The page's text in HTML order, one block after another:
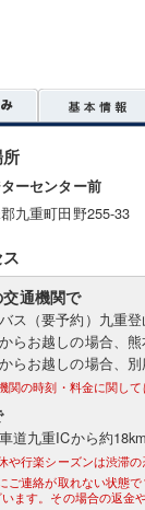
ーセンター前
九重町田野255-33
通機関で
ス（要予約）九重登
らお越しの場合、
らお越しの場合、
関の時刻・料金に関し
道九重ICから約
や行楽シーズンは渋滞
ご連絡が取れない状態
ます。その場合の返金